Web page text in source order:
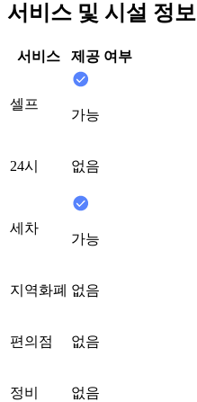
서비스 및 시설 정보
서비스 제공 여부
셀프
가능
24시 없음
세차
가능
지역화폐 없음
편의점 없음
정비 없음